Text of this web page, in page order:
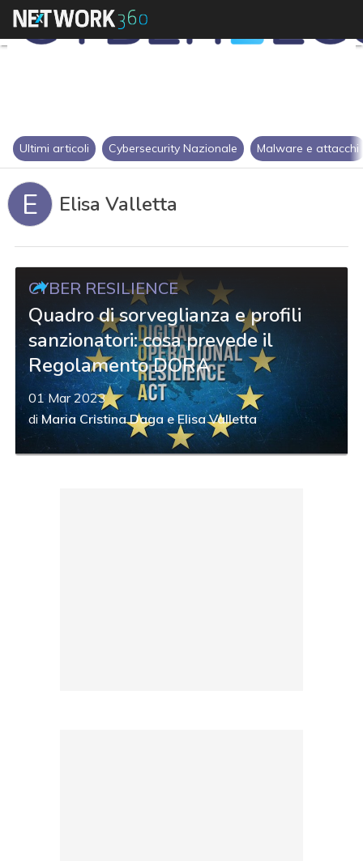
Ultimi articoli Cybersecurity Nazionale Malware e attacchi
E Elisa Valletta
CYBER RESILIENCE
Quadro di sorveglianza e profili
sanzionatori: cosa prevede il
Regolamento DORA
01 Mar 2023
diMaria Cristina Daga e Elisa Valletta